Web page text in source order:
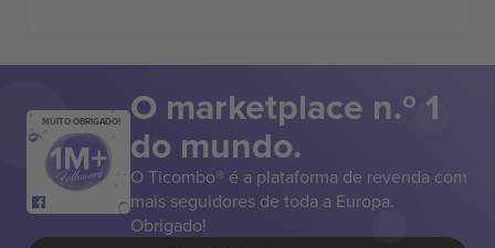
MUITO OBRIGADO! O marketplace n.º 1
do mundo.
O Ticombo® é a plataforma de revenda com
mais seguidores de toda a Europa.
Obrigado!